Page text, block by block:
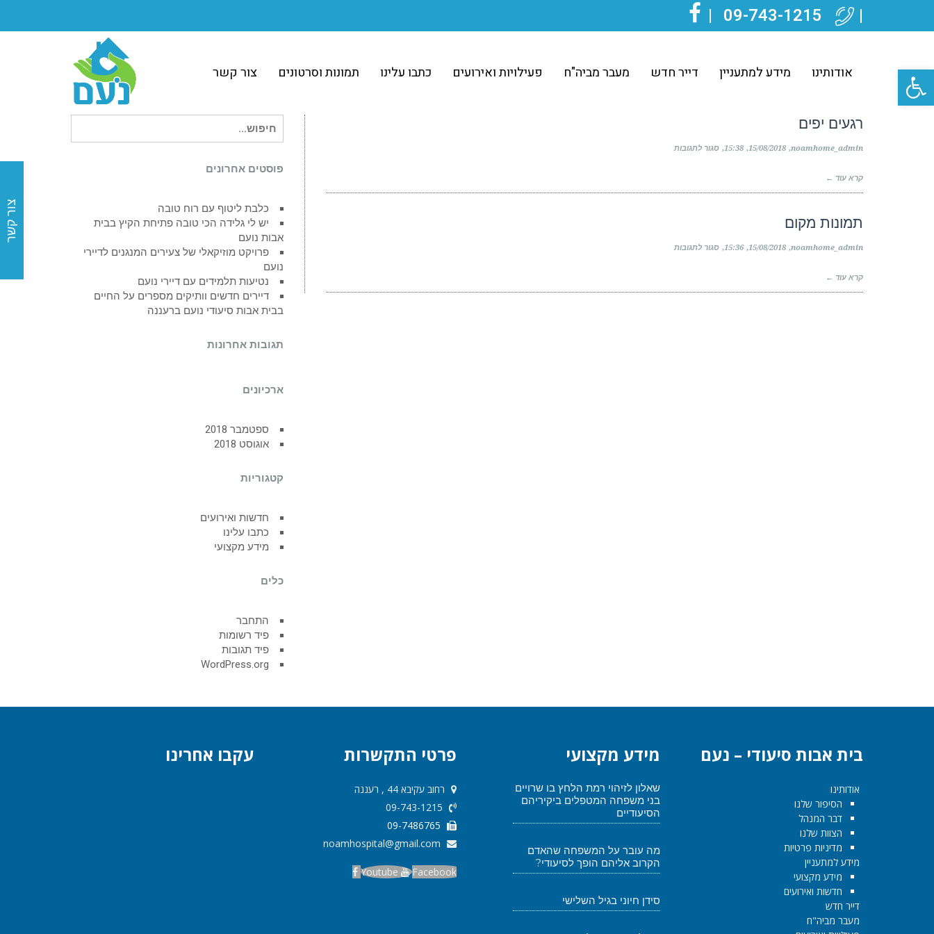
פתח סרגל נגישות
|
09-743-1215
|
FACEBOOK
אודותינו מידע למתעניין דייר חדש מעבר מביה"ח פעילויות ואירועים כתבו עלינו תמונות וסרטונים צור קשר
רגעים יפים
noamhome_admin
15/08/2018
15:38 סגור לתגובות
קרא עוד ←
תמונות מקום
noamhome_admin
15/08/2018
15:36 סגור לתגובות
קרא עוד ←
עבור:
פוסטים אחרונים
כלבת ליטוף עם רוח טובה
‎יש לי גלידה הכי טובה פתיחת הקיץ בבית
אבות נועם
פרויקט מוזיקאלי של צעירים המנגנים לדיירי
נועם
נטיעות תלמידים עם דיירי נועם
דיירים חדשים וותיקים מספרים על החיים
בבית אבות סיעודי נועם ברעננה
תגובות אחרונות
ארכיונים
ספטמבר 2018
אוגוסט 2018
קטגוריות
חדשות ואירועים
כתבו עלינו
מידע מקצועי
כלים
התחבר
פיד רשומות
פיד תגובות
WordPress.org
בית אבות סיעודי – נעם
אודותינו
הסיפור שלנו
דבר המנהל
הצוות שלנו
מדיניות פרטיות
מידע למתעניין
מידע מקצועי
חדשות ואירועים
דייר חדש
מעבר מביה"ח
מידע מקצועי
שאלון לזיהוי רמת הלחץ בו שרויים
בני משפחה המטפלים ביקיריהם
הסיעודיים
מה עובר על המשפחה שהאדם
הקרוב אליהם הופך לסיעודי?
סידן חיוני בגיל השלישי
פרטי התקשרות
רחוב עקיבא 44 , רעננה
09-743-1215
09-7486765
noamhospital@gmail.com
Youtube Facebook
עקבו אחרינו
צור קשר